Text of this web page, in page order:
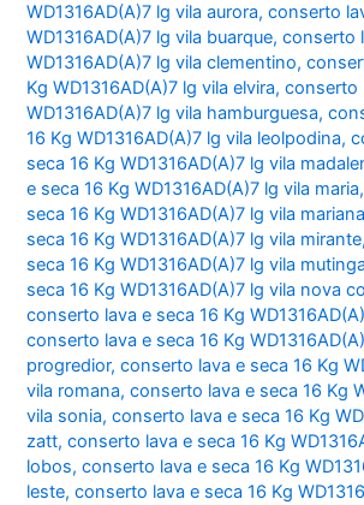
WD1316AD(A)7 lg vila aurora,conserto
WD1316AD(A)7 lg vila buarque,conserto
WD1316AD(A)7 lg vila clementino,
Kg WD1316AD(A)7 lg vila elvira,conserto
WD1316AD(A)7 lg vila hamburguesa,
16 Kg WD1316AD(A)7 lg vila leolpodina,
seca 16 Kg WD1316AD(A)7 lg vila
e seca 16 Kg WD1316AD(A)7 lg vila maria
seca 16 Kg WD1316AD(A)7 lg vila mariana
seca 16 Kg WD1316AD(A)7 lg vila mirante
seca 16 Kg WD1316AD(A)7 lg vila mutinga
seca 16 Kg WD1316AD(A)7 lg vila nova
conserto lava e seca 16 Kg
conserto lava e seca 16 Kg
progredior,conserto lava e seca 16 Kg
vila romana,conserto lava e seca 16 Kg
vila sonia,conserto lava e seca 16 Kg
zatt,conserto lava e seca 16 Kg
lobos,conserto lava e seca 16 Kg
leste,conserto lava e seca 16 Kg